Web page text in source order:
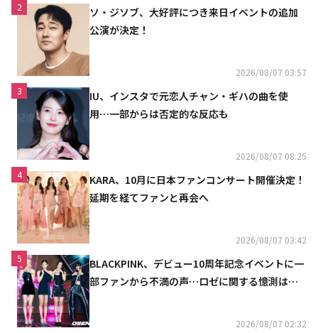
2
ソ・ジソブ、大好評につき来日イベントの追加
公演が決定！
2026/08/07 03:57
3
IU、インスタで元恋人チャン・ギハの曲を使
用…一部からは否定的な反応も
2026/08/07 08:25
4
KARA、10月に日本ファンコンサート開催決定！
延期を経てファンと再会へ
2026/08/07 03:42
5
BLACKPINK、デビュー10周年記念イベントに一
部ファンから不満の声…ロゼに関する憶測は否
2026/08/07 02:32